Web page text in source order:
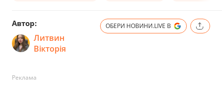
Автор:
Литвин
Вікторія
ОБЕРИ НОВИНИ.LIVE В
Реклама